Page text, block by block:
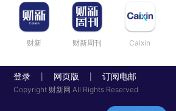
财新 财新周刊 Caixin
登录 网页版 订阅电邮
Copyright 财新网 All Rights Reserved